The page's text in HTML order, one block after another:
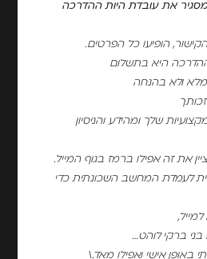
את עובדת היות ההדרכה
הופיעו כל הפרטים.
היא בתשלום
ולא בהנחה
שלך ומהידע והניסיון
את זה אפילו ברמז בגוף המייל.
לעמדת המחשב השכונתית כדי
בני ברקי לוהט…
באופן אישי ואפילו מאד.\